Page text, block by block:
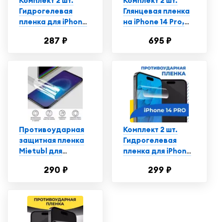
Гидрогелевая
пленка для iPhone
глянцевая,
пленка-стекло на
Эпл Айфон 14 Про
Макс
287 ₽
Глянцевая пленка
на iPhone 14 Pro,
защитная пленка
695 ₽
Противоударная
защитная пленка
Mietubl для
14 Про / iPhone 14
290 ₽
Комплект 2 шт.
Гидрогелевая
пленка для iPhone
пленка на Айфон
299 ₽